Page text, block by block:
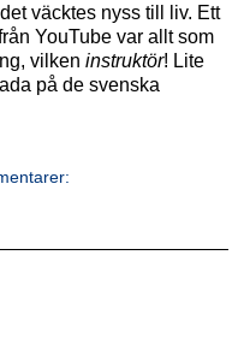
väcktes nyss till liv. Ett
YouTube var allt som
vilken instruktör! Lite
på de svenska